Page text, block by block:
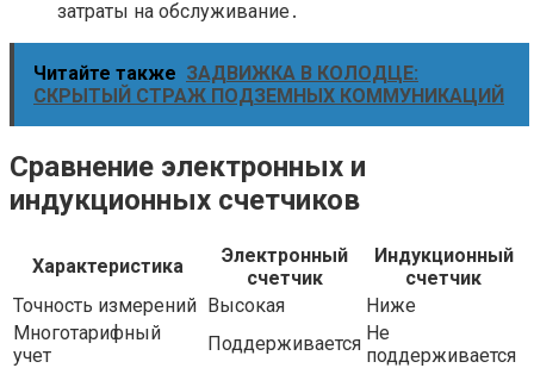
затраты на обслуживание․
Читайте также ЗАДВИЖКА В КОЛОДЦЕ:
СКРЫТЫЙ СТРАЖ ПОДЗЕМНЫХ КОММУНИКАЦИЙ
Сравнение электронных и
индукционных счетчиков
Характеристика
Электронный
счетчик
Индукционный
счетчик
Точность измерений Высокая
Ниже
Многотарифный
учет
Поддерживается Не
поддерживается